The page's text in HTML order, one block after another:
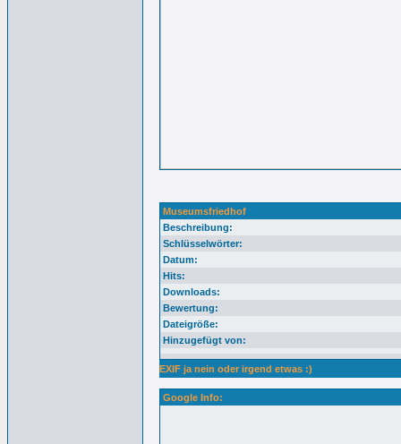
Museumsfriedhof
Beschreibung:
Schlüsselwörter:
Datum:
Hits:
Downloads:
Bewertung:
Dateigröße:
Hinzugefügt von:
EXIF ja nein oder irgend etwas :)
Google Info: